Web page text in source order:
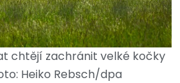
chtějí zachránit velké kočky
Heiko Rebsch/dpa